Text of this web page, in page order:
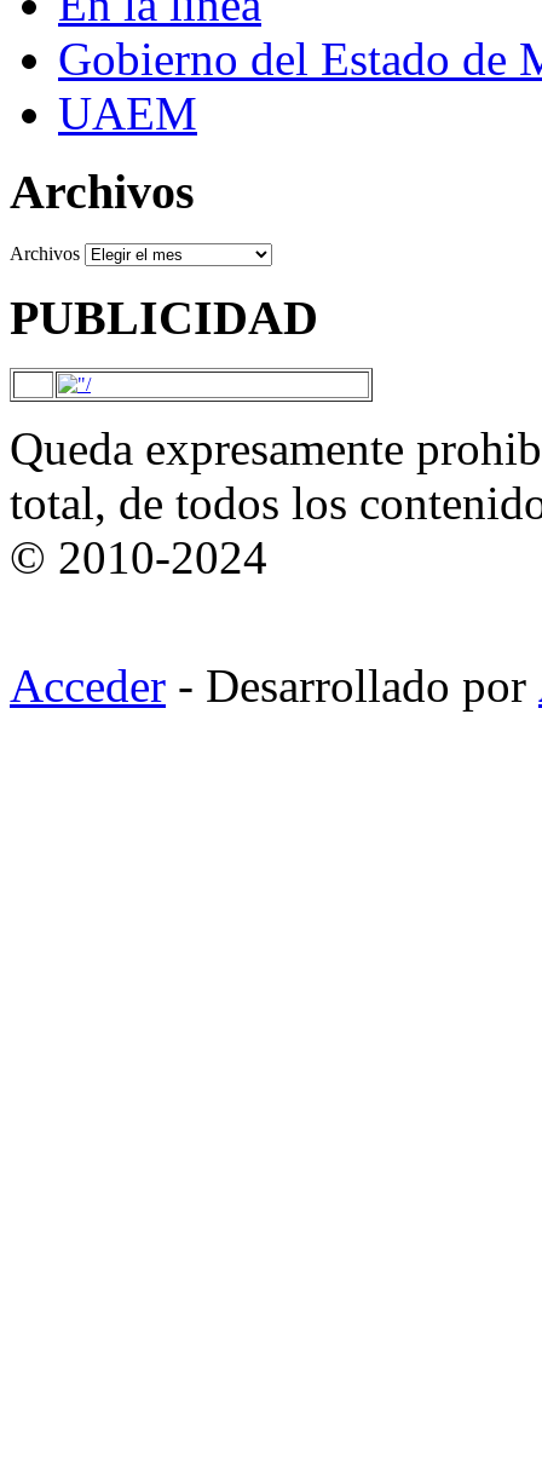
Gobierno del Estado de
UAEM
Archivos
Archivos
PUBLICIDAD
Queda expresamente
total, de todos los
© 2010-2024
Acceder - Desarrollado por